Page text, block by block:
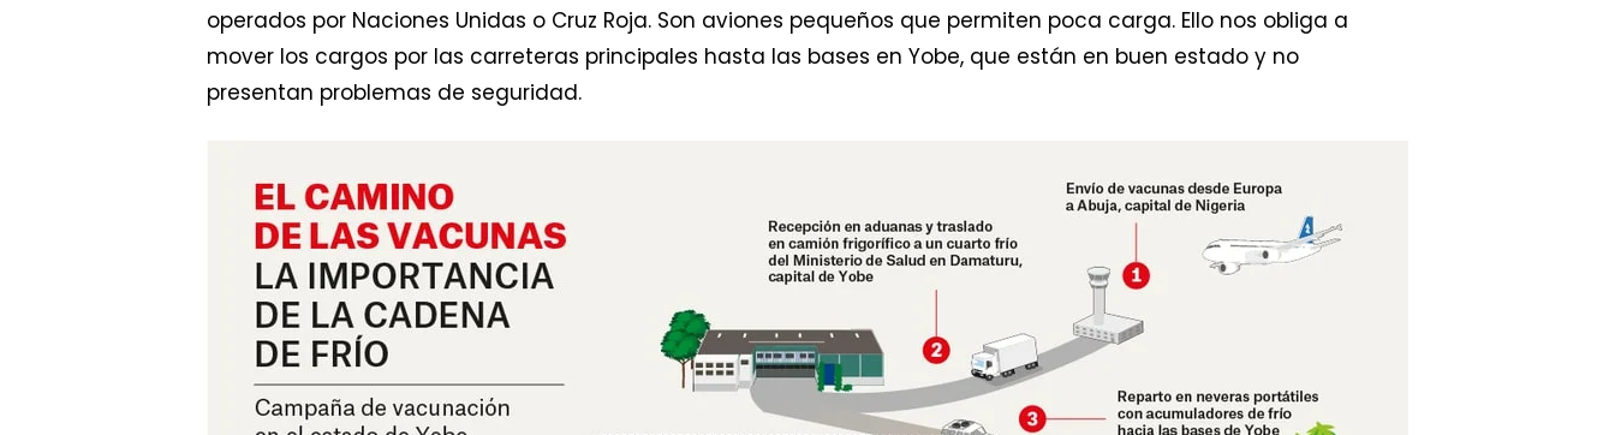
operados por Naciones Unidas o Cruz Roja. Son aviones pequeños que permiten poca carga. Ello nos obliga a
mover los cargos por las carreteras principales hasta las bases en Yobe, que están en buen estado y no
presentan problemas de seguridad.